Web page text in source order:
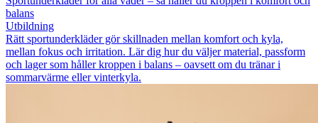
balans
Utbildning
Rätt sportunderkläder gör skillnaden mellan komfort och kyla,
mellan fokus och irritation. Lär dig hur du väljer material, passform
och lager som håller kroppen i balans – oavsett om du tränar i
sommarvärme eller vinterkyla.